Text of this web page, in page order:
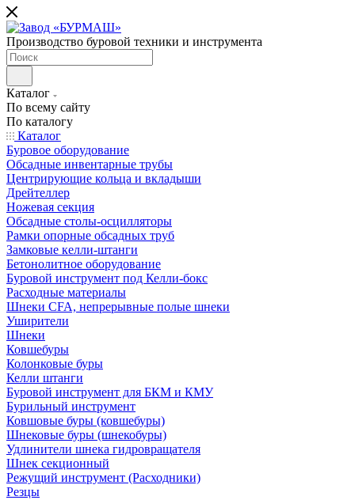
Производство буровой техники и инструмента
Каталог
По всему сайту
По каталогу
Каталог
Буровое оборудование
Обсадные инвентарные трубы
Центрирующие кольца и вкладыши
Дрейтеллер
Ножевая секция
Обсадные столы-осцилляторы
Рамки опорные обсадных труб
Замковые келли-штанги
Бетонолитное оборудование
Буровой инструмент под Келли-бокс
Расходные материалы
Шнеки CFA, непрерывные полые шнеки
Уширители
Шнеки
Ковшебуры
Колонковые буры
Келли штанги
Буровой инструмент для БКМ и КМУ
Бурильный инструмент
Ковшовые буры (ковшебуры)
Шнековые буры (шнекобуры)
Удлинители шнека гидровращателя
Шнек секционный
Режущий инструмент (Расходники)
Резцы